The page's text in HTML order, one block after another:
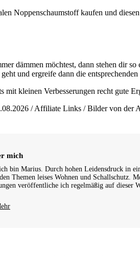
Noppenschaumstoff kaufen und
dämmen möchtest, dann stehen dir
und ergreife dann die
mit kleinen Verbesserungen recht gute
/ Affiliate Links / Bilder von der
mich
bin Marius. Durch hohen Leidensdruck in
Themen leises Wohnen und Schallschutz.
veröffentliche ich regelmäßig auf dieser